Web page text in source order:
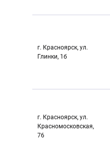
г. Красноярск, ул.
Глинки, 1б
г. Красноярск, ул.
Красномосковская,
76